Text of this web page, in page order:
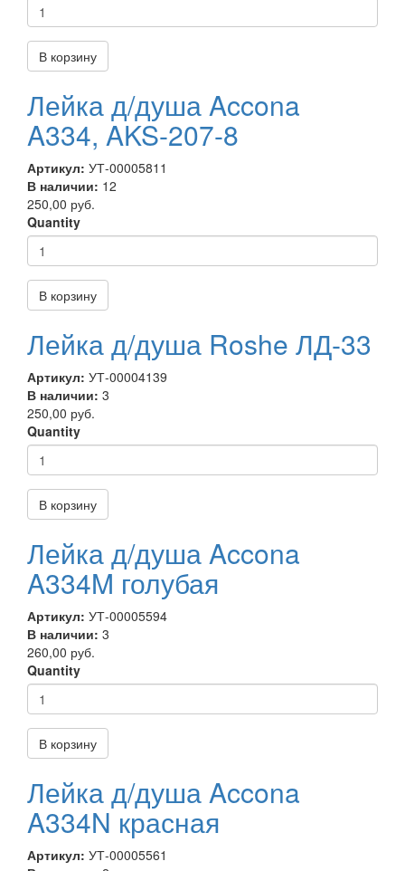
В корзину
Лейка д/душа Accona
A334, AKS-207-8
Артикул: УТ-00005811
В наличии: 12
250,00 руб.
Quantity
В корзину
Лейка д/душа Roshe ЛД-33
Артикул: УТ-00004139
В наличии: 3
250,00 руб.
Quantity
В корзину
Лейка д/душа Accona
A334M голубая
Артикул: УТ-00005594
В наличии: 3
260,00 руб.
Quantity
В корзину
Лейка д/душа Accona
A334N красная
Артикул: УТ-00005561